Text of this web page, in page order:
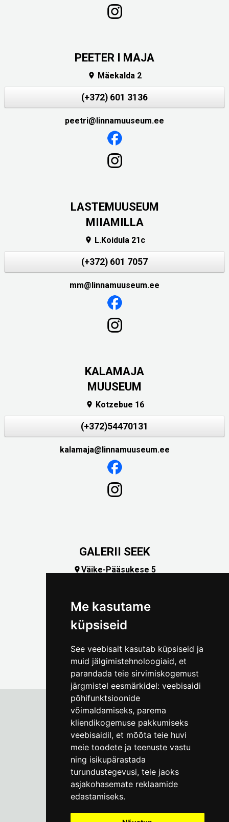
Me kasutame
küpsiseid
See veebisait kasutab küpsiseid ja
muid jälgimistehnoloogiaid, et
parandada teie sirvimiskogemust
järgmistel eesmärkidel: veebisaidi
põhifunktsioonide
võimaldamiseks, parema
kliendikogemuse pakkumiseks
veebisaidil, et mõõta teie huvi
meie toodete ja teenuste vastu
ning isikupärastada
turundustegevusi, teie jaoks
asjakohasemate reklaamide
edastamiseks.
PEETER I MAJA
 Mäekalda 2
(+372) 601 3136
peetri@linnamuuseum.ee
LASTEMUUSEUM
MIIAMILLA
 L.Koidula 21c
(+372) 601 7057
mm@linnamuuseum.ee
KALAMAJA
MUUSEUM
 Kotzebue 16
(+372)54470131
kalamaja@linnamuuseum.ee
GALERII SEEK
Väike-Pääsukese 5
Tallinna Linnamuuseum
Vene 17
E-R kell 9-17(+372) 610 4178
info@linnamuuseum.ee
Küpsisepoliitika